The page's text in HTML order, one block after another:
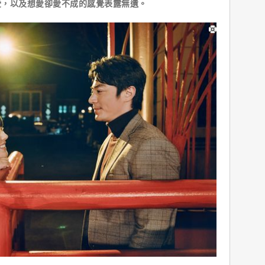
以及想愛卻愛不成的感覺表露無遺。